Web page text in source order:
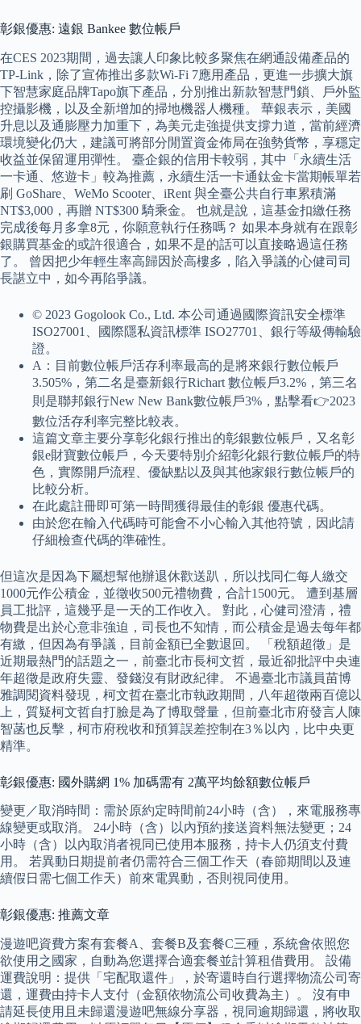
彰銀優惠: 遠銀 Bankee 數位帳戶
在CES 2023期間，過去讓人印象比較多聚焦在網通設備產品的
TP-Link，除了宣佈推出多款Wi-Fi 7應用產品，更進一步擴大旗
下智慧家庭品牌Tapo旗下產品，分別推出新款智慧門鎖、戶外監
控攝影機，以及全新增加的掃地機器人機種。 華銀表示，美國
升息以及通膨壓力加重下，為美元走強提供支撐力道，當前經濟
環境變化仍大，建議可將部分閒置資金佈局在強勢貨幣，享穩定
收益並保留運用彈性。 臺企銀的信用卡較弱，其中「永續生活
一卡通、悠遊卡」較為推薦，永續生活一卡通鈦金卡當期帳單若
刷 GoShare、WeMo Scooter、iRent 與全臺公共自行車累積滿
NT$3,000，再贈 NT$300 騎乘金。 也就是說，這基金扣繳任務
完成後每月多拿8元，你願意執行任務嗎？ 如果本身就有在跟彰
銀購買基金的或許很適合，如果不是的話可以直接略過這任務
了。 曾因把少年輕生率高歸因於高樓多，陷入爭議的心健司司
長諶立中，如今再陷爭議。
© 2023 Gogolook Co., Ltd. 本公司通過國際資訊安全標準
ISO27001、國際隱私資訊標準 ISO27701、銀行等級傳輸驗
證。
A：目前數位帳戶活存利率最高的是將來銀行數位帳戶
3.505%，第二名是臺新銀行Richart 數位帳戶3.2%，第三名
則是聯邦銀行New New Bank數位帳戶3%，點擊看👉2023
數位活存利率完整比較表。
這篇文章主要分享彰化銀行推出的彰銀數位帳戶，又名彰
銀e財寶數位帳戶，今天要特別介紹彰化銀行數位帳戶的特
色，實際開戶流程、優缺點以及與其他家銀行數位帳戶的
比較分析。
在此處註冊即可第一時間獲得最佳的彰銀 優惠代碼。
由於您在輸入代碼時可能會不小心輸入其他符號，因此請
仔細檢查代碼的準確性。
但這次是因為下屬想幫他辦退休歡送趴，所以找同仁每人繳交
1000元作公積金，並徵收500元禮物費，合計1500元。 遭到基層
員工批評，這幾乎是一天的工作收入。 對此，心健司澄清，禮
物費是出於心意非強迫，司長也不知情，而公積金是過去每年都
有繳，但因為有爭議，目前金額已全數退回。 「稅額超徵」是
近期最熱門的話題之一，前臺北市長柯文哲，最近卻批評中央連
年超徵是政府失靈、發錢沒有財政紀律。 不過臺北市議員苗博
雅調閱資料發現，柯文哲在臺北市執政期間，八年超徵兩百億以
上，質疑柯文哲自打臉是為了博取聲量，但前臺北市府發言人陳
智菡也反擊，柯市府稅收和預算誤差控制在3％以內，比中央更
精準。
彰銀優惠: 國外購網 1% 加碼需有 2萬平均餘額數位帳戶
變更／取消時間：需於原約定時間前24小時（含），來電服務專
線變更或取消。 24小時（含）以內預約接送資料無法變更；24
小時（含）以內取消者視同已使用本服務，持卡人仍須支付費
用。 若異動日期提前者仍需符合三個工作天（春節期間以及連
續假日需七個工作天）前來電異動，否則視同使用。
彰銀優惠: 推薦文章
漫遊吧資費方案有套餐A、套餐B及套餐C三種，系統會依照您
欲使用之國家，自動為您選擇合適套餐並計算租借費用。 設備
運費說明：提供「宅配取還件」，於寄還時自行選擇物流公司寄
還，運費由持卡人支付（金額依物流公司收費為主）。 沒有申
請延長使用且未歸還漫遊吧無線分享器，視同逾期歸還，將收取